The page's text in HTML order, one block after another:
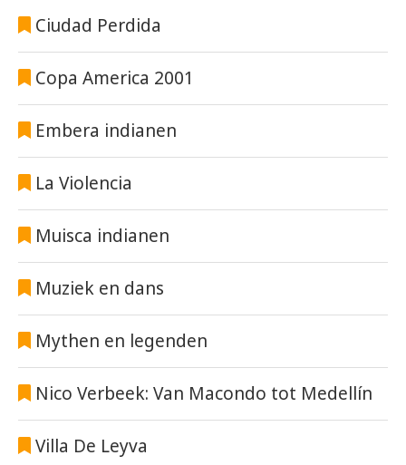
Ciudad Perdida
Copa America 2001
Embera indianen
La Violencia
Muisca indianen
Muziek en dans
Mythen en legenden
Nico Verbeek: Van Macondo tot Medellín
Villa De Leyva